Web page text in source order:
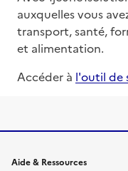
auxquelles vous
transport, santé,
et alimentation.
Accéder à l'outil de
Aide & Ressources